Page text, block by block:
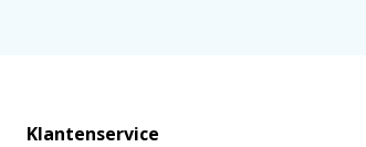
Klantenservice